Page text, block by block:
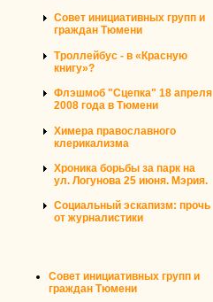
Совет инициативных групп и
граждан Тюмени
Троллейбус - в «Красную
книгу»?
Флэшмоб "Сцепка" 18 апреля
2008 года в Тюмени
Химера православного
клерикализма
Хроника борьбы за парк на
ул. Логунова 25 июня. Мэрия.
Социальный эскапизм: прочь
от журналистики
Совет инициативных групп и
граждан Тюмени